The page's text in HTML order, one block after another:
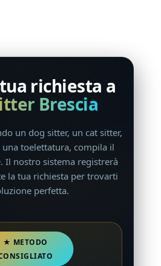
richiesta a
Brescia
un dog sitter, un cat sitter,
una toelettatura, compila il
Il nostro sistema registrerà
la tua richiesta per trovarti
perfetta.